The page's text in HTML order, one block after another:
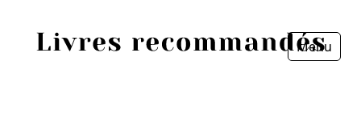
Menu
Fermer